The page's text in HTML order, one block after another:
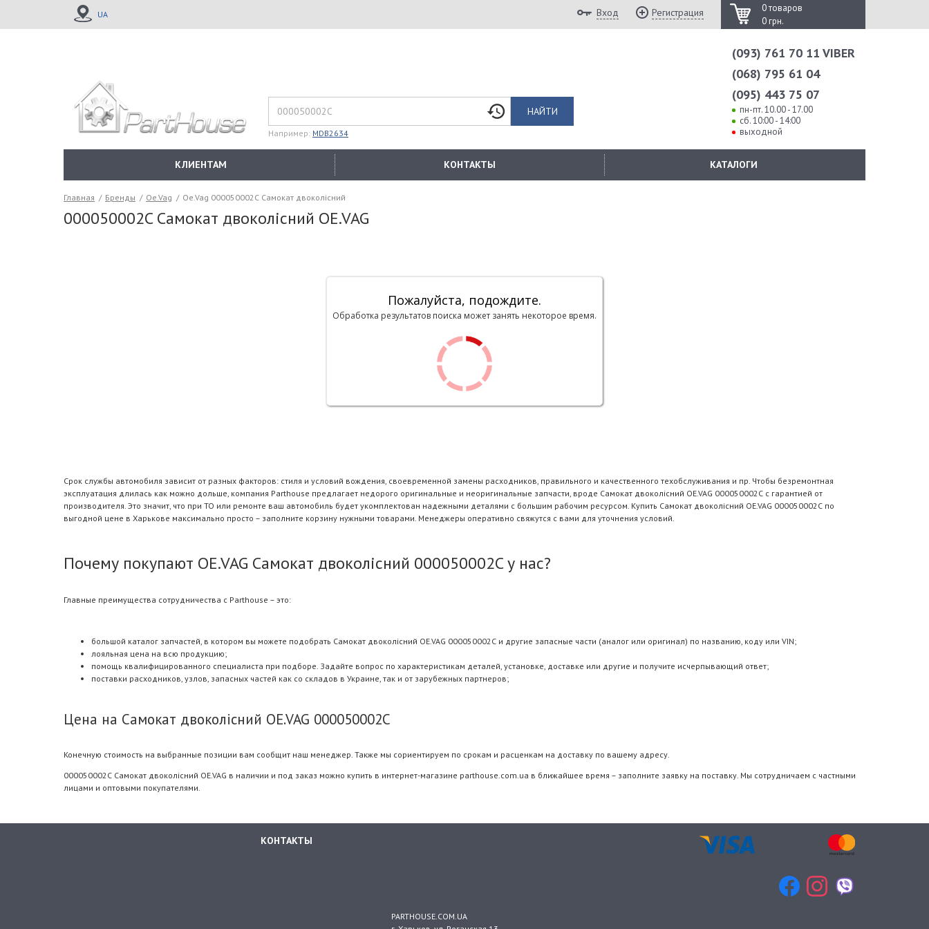
UA
0 товаров
0 грн.
Вход Регистрация
НАЙТИ
Например: MDB2634
(093) 761 70 11 VIBER
(068) 795 61 04
(095) 443 75 07
пн-пт. 10.00 - 17.00
сб. 10:00 - 14:00
выходной
КЛИЕНТАМ КОНТАКТЫ КАТАЛОГИ
Главная / Бренды / Oe.Vag / Oe.Vag 000050002C Самокат двоколісний
000050002C Самокат двоколісний OE.VAG
Пожалуйста, подождите.
Обработка результатов поиска может занять некоторое время.
Срок службы автомобиля зависит от разных факторов: стиля и условий вождения, своевременной замены расходников, правильного и качественного техобслуживания и пр. Чтобы безремонтная
эксплуатация длилась как можно дольше, компания Parthouse предлагает недорого оригинальные и неоригинальные запчасти, вроде Самокат двоколісний OE.VAG 000050002C с гарантией от
производителя. Это значит, что при ТО или ремонте ваш автомобиль будет укомплектован надежными деталями с большим рабочим ресурсом. Купить Самокат двоколісний OE.VAG 000050002C по
выгодной цене в Харькове максимально просто – заполните корзину нужными товарами. Менеджеры оперативно свяжутся с вами для уточнения условий.
Почему покупают OE.VAG Самокат двоколісний 000050002C у нас?
Главные преимущества сотрудничества с Parthouse – это:
большой каталог запчастей, в котором вы можете подобрать Самокат двоколісний OE.VAG 000050002C и другие запасные части (аналог или оригинал) по названию, коду или VIN;
лояльная цена на всю продукцию;
помощь квалифицированного специалиста при подборе. Задайте вопрос по характеристикам деталей, установке, доставке или другие и получите исчерпывающий ответ;
поставки расходников, узлов, запасных частей как со складов в Украине, так и от зарубежных партнеров;
Цена на Самокат двоколісний OE.VAG 000050002C
Конечную стоимость на выбранные позиции вам сообщит наш менеджер. Также мы сориентируем по срокам и расценкам на доставку по вашему адресу.
000050002C Самокат двоколісний OE.VAG в наличии и под заказ можно купить в интернет-магазине parthouse.com.ua в ближайшее время – заполните заявку на поставку. Мы сотрудничаем с частными
лицами и оптовыми покупателями.
КОНТАКТЫ
PARTHOUSE.COM.UA